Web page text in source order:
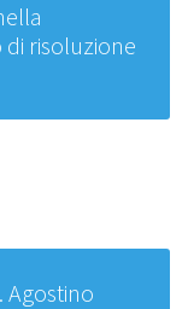
risoluzione
Agostino